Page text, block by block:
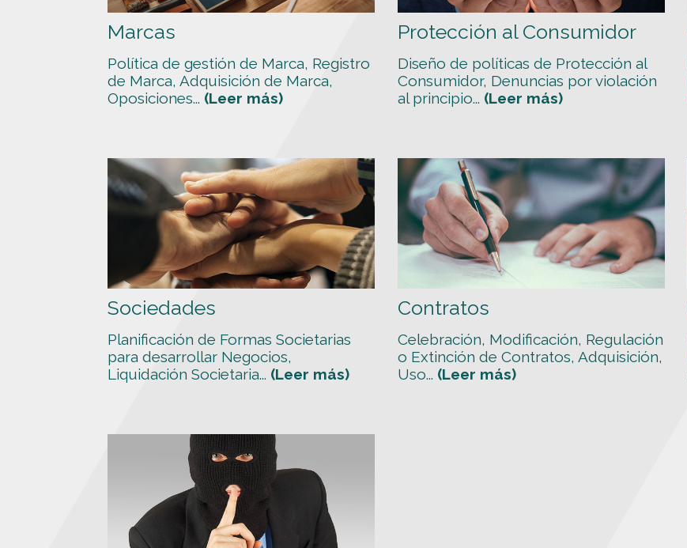
Marcas
Política de gestión de Marca, Registro
de Marca, Adquisición de Marca,
Oposiciones... (Leer más)
Protección al Consumidor
Diseño de políticas de Protección al
Consumidor, Denuncias por violación
al principio... (Leer más)
Sociedades
Planificación de Formas Societarias
para desarrollar Negocios,
Liquidación Societaria... (Leer más)
Contratos
Celebración, Modificación, Regulación
o Extinción de Contratos, Adquisición,
Uso... (Leer más)